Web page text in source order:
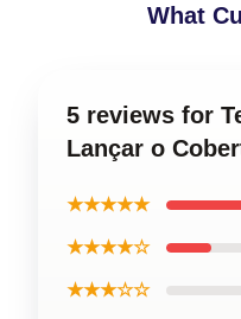
What
5 reviews for
Lançar o
★★★★★
★★★★☆
★★★☆☆